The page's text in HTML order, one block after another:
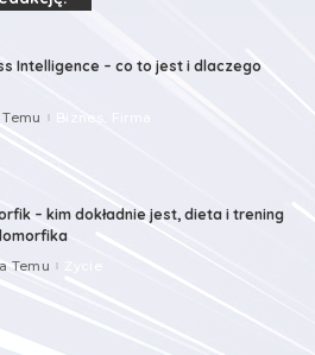
Intelligence – co to jest i dlaczego
– kim dokładnie jest, dieta i trening
Temu